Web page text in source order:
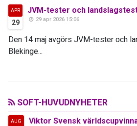
APR
29
JVM-tester och
29 apr 2026 15:06
Den 14 maj avgörs JVM-tester och
Blekinge...
SOFT-HUVUDNYHETER
AUG Viktor Svensk